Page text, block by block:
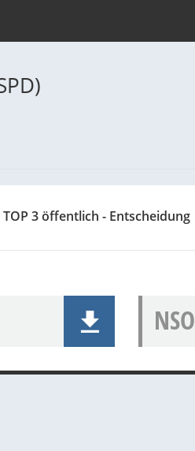
3 öffentlich - Entscheidung
NSO